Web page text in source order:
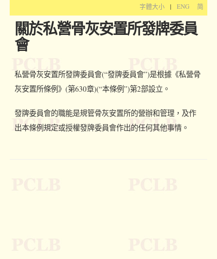
字體大小 | ENG 简
關於私營骨灰安置所發牌委員
會
私營骨灰安置所發牌委員會(“發牌委員會”)是根據《私營骨
灰安置所條例》(第630章)(“本條例”)第2部設立。
發牌委員會的職能是規管骨灰安置所的營辦和管理，及作
出本條例規定或授權發牌委員會作出的任何其他事情。